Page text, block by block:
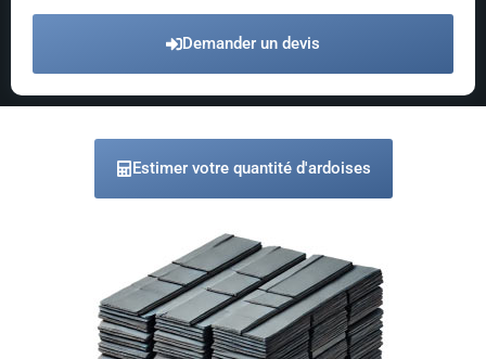
Demander un devis
Estimer votre quantité d'ardoises